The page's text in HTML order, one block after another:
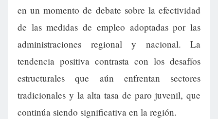
en un momento de debate sobre la efectividad
de las medidas de empleo adoptadas por las
administraciones regional y nacional. La
tendencia positiva contrasta con los desafíos
estructurales que aún enfrentan sectores
tradicionales y la alta tasa de paro juvenil, que
continúa siendo significativa en la región.